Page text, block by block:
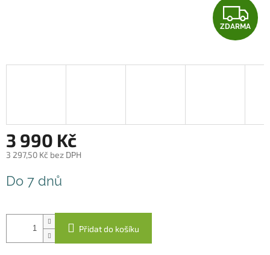
Z
D
A
ZDARMA
3 990 Kč
3 297,50 Kč bez DPH
cena:
Do 7 dnů
Přidat do košíku